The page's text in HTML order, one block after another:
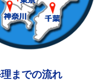
+8,800円
11,000円~
55,000円
までの流れ